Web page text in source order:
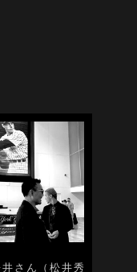
井さん（松井秀